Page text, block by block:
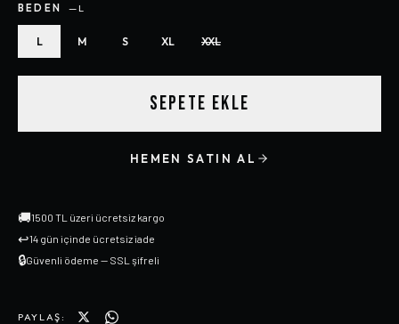
BEDEN — L
L M S XL XXL
SEPETE EKLE
HEMEN SATIN AL
🚚1500 TL üzeri ücretsiz kargo
↩14 gün içinde ücretsiz iade
🔒Güvenli ödeme — SSL şifreli
PAYLAŞ: